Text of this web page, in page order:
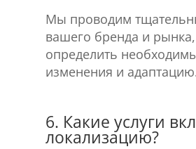
Мы проводим
вашего бренда и
определить
изменения и
6. Какие услуги
локализацию?